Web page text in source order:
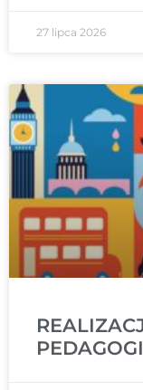
27 lipca 2026